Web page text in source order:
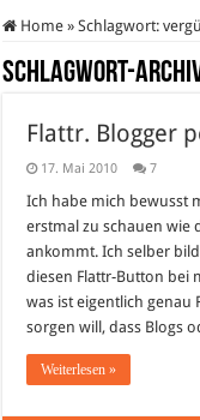
Home » Schlagwort:
Schlagwort-
Flattr. Blogger
17. Mai 2010 7
Ich habe mich bewusst
erstmal zu schauen wie
ankommt. Ich selber
diesen Flattr-Button bei
was ist eigentlich genau
sorgen will, dass Blogs
Weiterlesen »